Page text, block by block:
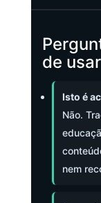
de usar
Isto é
Não.
nem